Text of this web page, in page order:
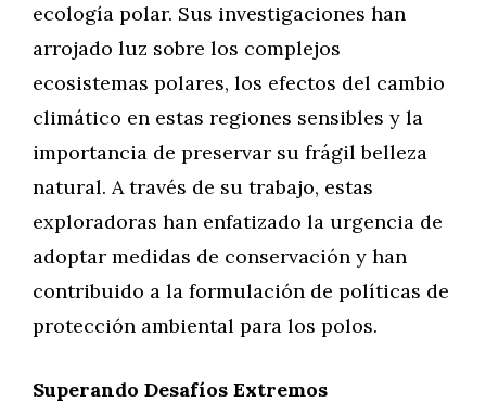
ecología polar. Sus investigaciones han
arrojado luz sobre los complejos
ecosistemas polares, los efectos del cambio
climático en estas regiones sensibles y la
importancia de preservar su frágil belleza
natural. A través de su trabajo, estas
exploradoras han enfatizado la urgencia de
adoptar medidas de conservación y han
contribuido a la formulación de políticas de
protección ambiental para los polos.
Superando Desafíos Extremos